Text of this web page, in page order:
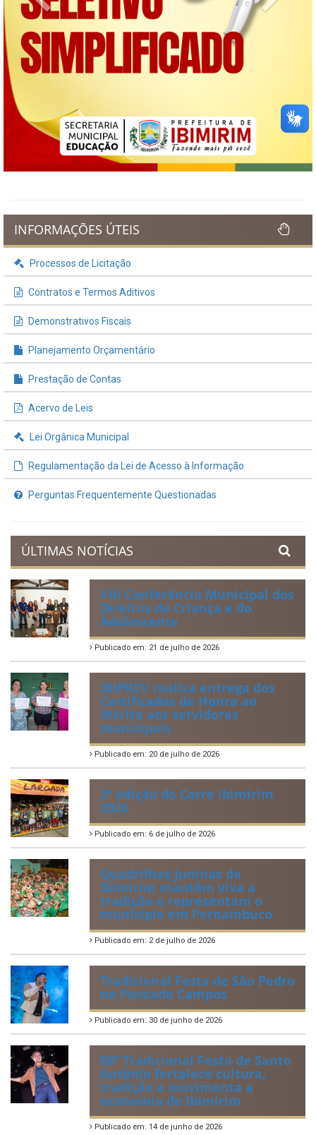
INFORMAÇÕES ÚTEIS
Processos de Licitação
Contratos e Termos Aditivos
Demonstrativos Fiscais
Planejamento Orçamentário
Prestação de Contas
Acervo de Leis
Lei Orgânica Municipal
Regulamentação da Lei de Acesso à Informação
Perguntas Frequentemente Questionadas
ÚLTIMAS NOTÍCIAS
VIII Conferência Municipal dos
Direitos da Criança e do
Adolescente
Publicado em: 21 de julho de 2026
IBIPREV realiza entrega dos
Certificados de Honra ao
Mérito aos servidores
municipais
Publicado em: 20 de julho de 2026
2ª edição do Corre Ibimirim
2026
Publicado em: 6 de julho de 2026
Quadrilhas Juninas de
Ibimirim mantêm viva a
tradição e representam o
munícipio em Pernambuco
Publicado em: 2 de julho de 2026
Tradicional Festa de São Pedro
no Povoado Campos
Publicado em: 30 de junho de 2026
88ª Tradicional Festa de Santo
Antônio fortalece cultura,
tradição e movimenta a
economia de Ibimirim
Publicado em: 14 de junho de 2026